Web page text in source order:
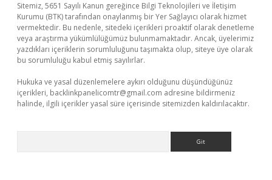
Sitemiz, 5651 Sayılı Kanun gereğince Bilgi Teknolojileri ve İletişim
Kurumu (BTK) tarafından onaylanmış bir Yer Sağlayıcı olarak hizmet
vermektedir. Bu nedenle, sitedeki içerikleri proaktif olarak denetleme
veya araştırma yükümlülüğümüz bulunmamaktadır. Ancak, üyelerimiz
yazdıkları içeriklerin sorumluluğunu taşımakta olup, siteye üye olarak
bu sorumluluğu kabul etmiş sayılırlar.
Hukuka ve yasal düzenlemelere aykırı olduğunu düşündüğünüz
içerikleri, backlinkpanelicomtr@gmail.com adresine bildirmeniz
halinde, ilgili içerikler yasal süre içerisinde sitemizden kaldırılacaktır.